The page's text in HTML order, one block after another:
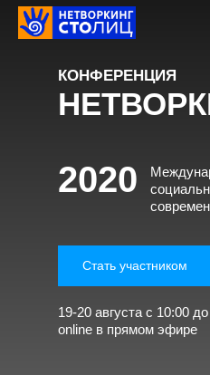
19-20 августа с 10:00
online в прямом эфире
Стать участником
КОНФЕРЕНЦИЯ
2020